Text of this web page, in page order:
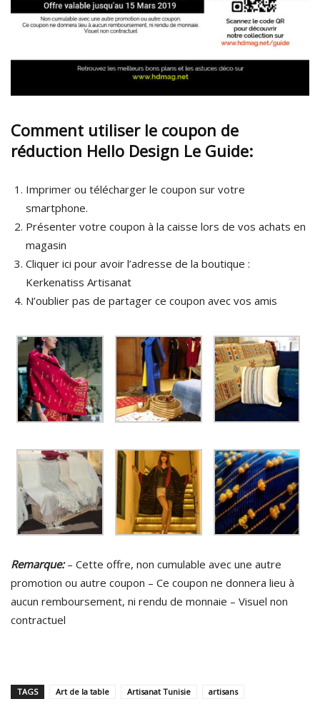
Comment utiliser le coupon de
réduction Hello Design Le Guide:
Imprimer ou télécharger le coupon sur votre
smartphone.
Présenter votre coupon à la caisse lors de vos achats en
magasin
Cliquer ici pour avoir l’adresse de la boutique :
Kerkenatiss Artisanat
N’oublier pas de partager ce coupon avec vos amis
Remarque:– Cette offre, non cumulable avec une autre
promotion ou autre coupon – Ce coupon ne donnera lieu à
aucun remboursement, ni rendu de monnaie – Visuel non
contractuel
TAGS Art de la table Artisanat Tunisie
artisans